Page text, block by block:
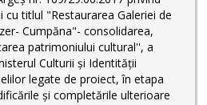
titlul "Restaurarea Galeriei de
Cumpăna"- consolidarea,
patrimoniului cultural'', a
Culturii şi Identităţii
legate de proiect, în etapa
şi completările ulterioare